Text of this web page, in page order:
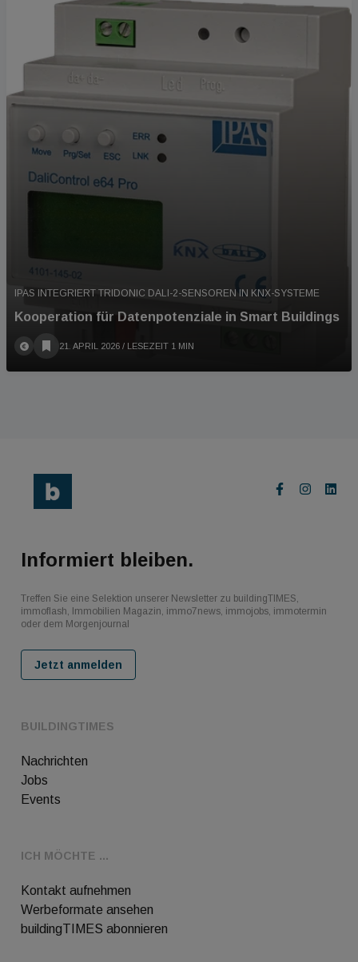
IPAS INTEGRIERT TRIDONIC DALI-2-SENSOREN IN KNX-SYSTEME
Kooperation für Datenpotenziale in Smart Buildings
21. APRIL 2026 / LESEZEIT 1 MIN
BUILDINGTIMES
Nachrichten
Jobs
Events
ICH MÖCHTE ...
Kontakt aufnehmen
Werbeformate ansehen
buildingTIMES abonnieren
Informiert bleiben.
Treffen Sie eine Selektion unserer Newsletter zu buildingTIMES,
immoflash, Immobilien Magazin, immo7news, immojobs, immotermin
oder dem Morgenjournal
Jetzt anmelden